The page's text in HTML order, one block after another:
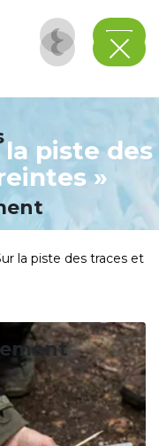
piste des
»
la piste des traces et